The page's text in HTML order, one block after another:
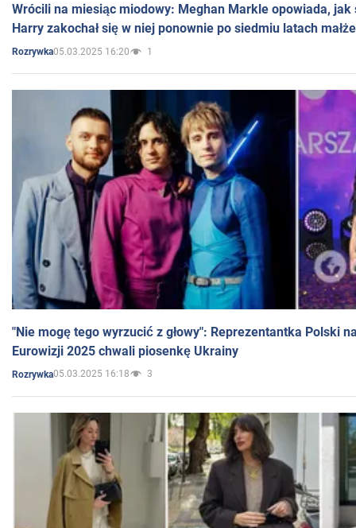
Wrócili na miesiąc miodowy: Meghan Markle opowiada, jak
Harry zakochał się w niej ponownie po siedmiu latach
Rozrywka05.03.2025 16:20 1
"Nie mogę tego wyrzucić z głowy": Reprezentantka Polski
Eurowizji 2025 chwali piosenkę Ukrainy
Rozrywka05.03.2025 16:18 3